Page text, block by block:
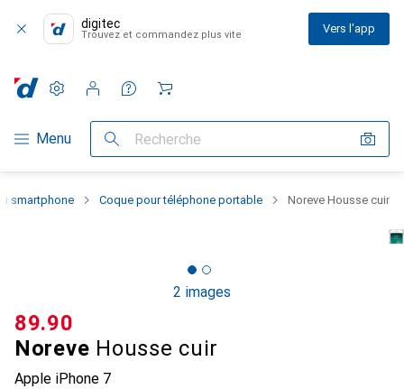
digitec
Trouvez et commandez plus vite Vers l'app
Navigation par catégorie
Menu Recherche
Paramètres
Compte client
Listes de comparaison
Listes d'envies
Panier
smartphone Coque pour téléphone portable Noreve Housse cuir
2 images
Noreve Housse cuir
Apple iPhone 7
CHF
89.90